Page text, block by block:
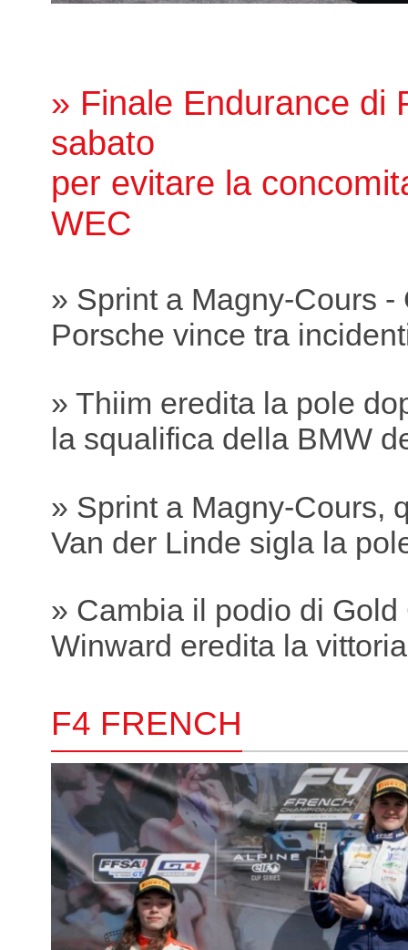
» Finale Endurance di
sabato
per evitare la
WEC
» Sprint a Magny-Cours -
Porsche vince tra
» Thiim eredita la pole
la squalifica della BMW
» Sprint a Magny-Cours,
Van der Linde sigla la
» Cambia il podio di
Winward eredita la
F4 FRENCH